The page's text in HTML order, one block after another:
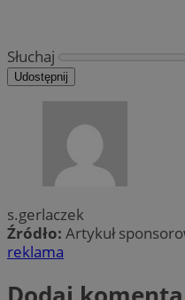
Słuchaj
Udostępnij
s.gerlaczek
Źródło: Artykuł
reklama